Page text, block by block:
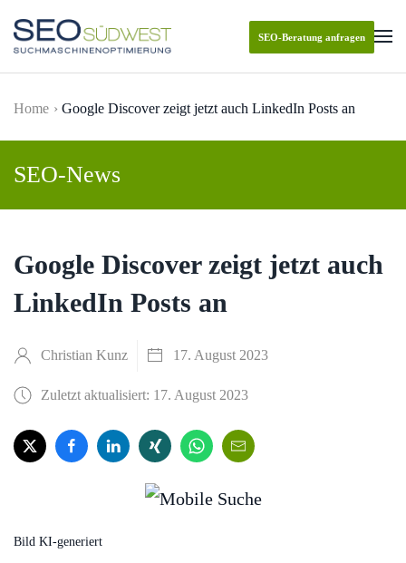
Skip to main content
SEO-Beratung anfragen
Home Google Discover zeigt jetzt auch LinkedIn Posts an
SEO-News
Google Discover zeigt jetzt auch
LinkedIn Posts an
Christian Kunz 17. August 2023
Zuletzt aktualisiert: 17. August 2023
Bild KI-generiert